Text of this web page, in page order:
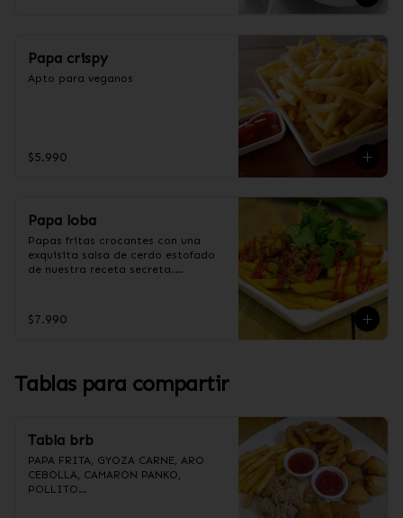
salsa de soya, ajo, agua, azúcar,
Papa crispy
Apto para veganos
$5.990
Papa loba
Papas fritas crocantes con una
exquisita salsa de cerdo estofado
de nuestra receta secreta.
Ingredientes salsa Loba:
moreno, miel y condimento 5
sabores (naranja, canela, anís,
$7.990
Tablas para compartir
Tabla brb
PAPA FRITA, GYOZA CARNE, ARO
CEBOLLA, CAMARON PANKO,
POLLITO